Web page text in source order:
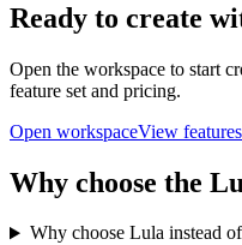
Ready to create
Open the workspace to start
feature set and pricing.
Open workspaceView
Why choose the
Why choose Lula instead